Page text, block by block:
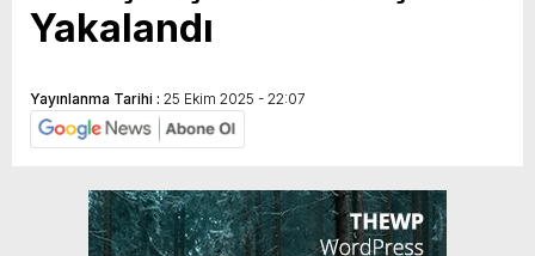
Yakalandı
Yayınlanma Tarihi : 25 Ekim 2025 - 22:07